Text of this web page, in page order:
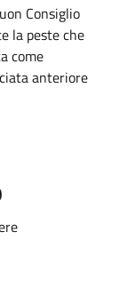
Consiglio
la peste che
come
anteriore